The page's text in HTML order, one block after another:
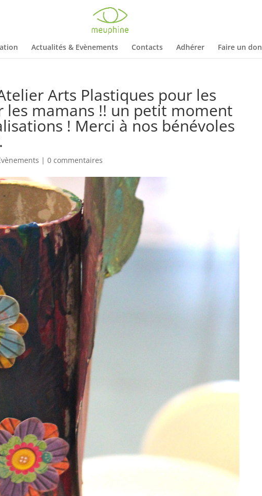
Actualités & Evènements Contacts Adhérer Faire un don
Arts Plastiques pour les
les mamans !! un petit moment
! Merci à nos bénévoles
|0 commentaires